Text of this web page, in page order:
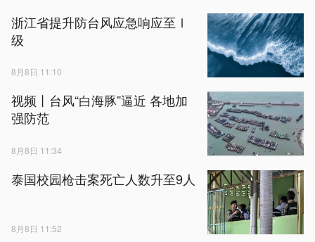
浙江省提升防台风应急响应至Ⅰ
级
8月8日 11:10
视频丨台风“白海豚”逼近 各地加
强防范
8月8日 11:34
泰国校园枪击案死亡人数升至9人
8月8日 11:52